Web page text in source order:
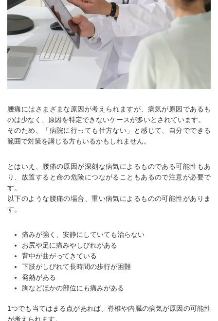
腰痛にはさまざまな原因が考えられますが、病気が原因であるも
のは少なく、原因を特定できないケースが多いとされています。
そのため、「病院に行っても仕方ない」と感じて、自分でできる
範囲で対策を講じる方もいるかもしれません。
とはいえ、腰痛の原因が深刻な病気によるものである可能性もあ
り、放置すると命の危険につながることもあるので注意が必要で
す。
以下のような腰痛の場合、重い病気によるものの可能性がありま
す。
痛みが強く、安静にしていても治らない
お尻や足に痛みやしびれがある
背中が曲がってきている
下肢がしびれて長時間の歩行が困難
発熱がある
胸などほかの部位にも痛みがある
1つでも当てはまる点があれば、脊椎や内臓の病気が原因の可能性
が考えられます。